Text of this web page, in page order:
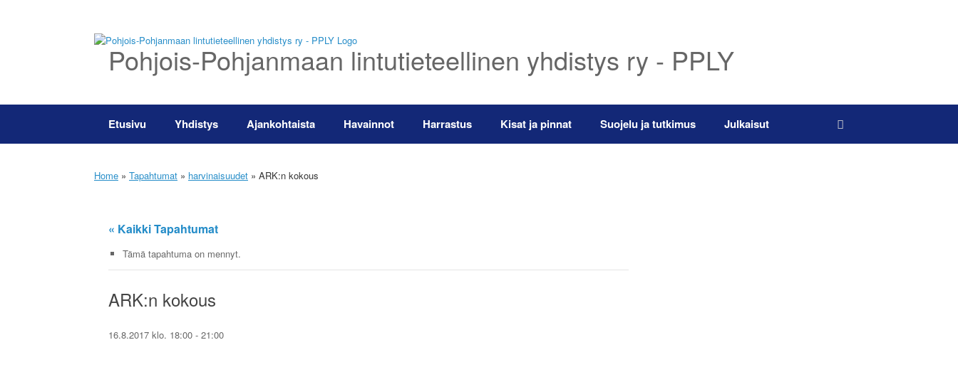
Pohjois-Pohjanmaan lintutieteellinen yhdistys ry - PPLY
Etusivu Yhdistys Ajankohtaista Havainnot Harrastus Kisat ja pinnat Suojelu ja tutkimus Julkaisut
Home » Tapahtumat » harvinaisuudet » ARK:n kokous
« Kaikki Tapahtumat
Tämä tapahtuma on mennyt.
ARK:n kokous
16.8.2017 klo. 18:00 - 21:00